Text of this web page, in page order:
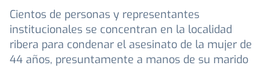
Cientos de personas y representantes
institucionales se concentran en la localidad
ribera para condenar el asesinato de la mujer de
44 años, presuntamente a manos de su marido